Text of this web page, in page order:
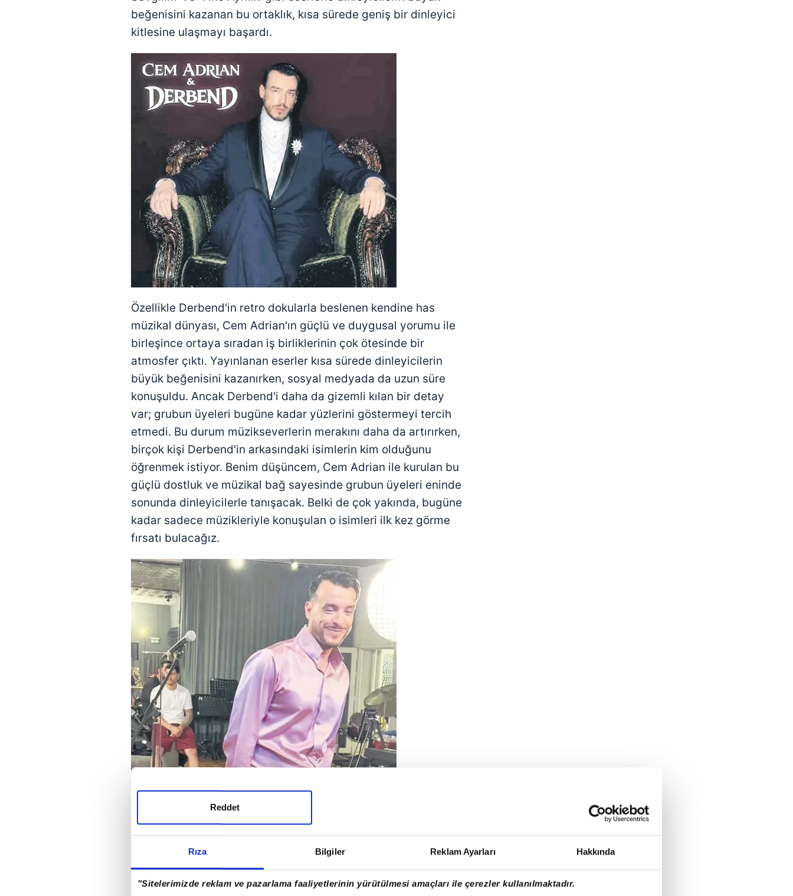
Rıza Bilgiler Reklam Ayarları Hakkında
"Sitelerimizde reklam ve pazarlama faaliyetlerinin yürütülmesi amaçları ile çerezler kullanılmaktadır.
Reddet
beğenisini kazanan bu ortaklık, kısa sürede geniş bir dinleyici
kitlesine ulaşmayı başardı.
Özellikle Derbend'in retro dokularla beslenen kendine has
müzikal dünyası, Cem Adrian'ın güçlü ve duygusal yorumu ile
birleşince ortaya sıradan iş birliklerinin çok ötesinde bir
atmosfer çıktı. Yayınlanan eserler kısa sürede dinleyicilerin
büyük beğenisini kazanırken, sosyal medyada da uzun süre
konuşuldu. Ancak Derbend'i daha da gizemli kılan bir detay
var; grubun üyeleri bugüne kadar yüzlerini göstermeyi tercih
etmedi. Bu durum müzikseverlerin merakını daha da artırırken,
birçok kişi Derbend'in arkasındaki isimlerin kim olduğunu
öğrenmek istiyor. Benim düşüncem, Cem Adrian ile kurulan bu
güçlü dostluk ve müzikal bağ sayesinde grubun üyeleri eninde
sonunda dinleyicilerle tanışacak. Belki de çok yakında, bugüne
kadar sadece müzikleriyle konuşulan o isimleri ilk kez görme
fırsatı bulacağız.
Geçtiğimiz günlerde Cem Adrian'ın stüdyodan paylaştığı bir
fotoğraf ise yeni bir heyecanın fitilini ateşledi. Ama grup